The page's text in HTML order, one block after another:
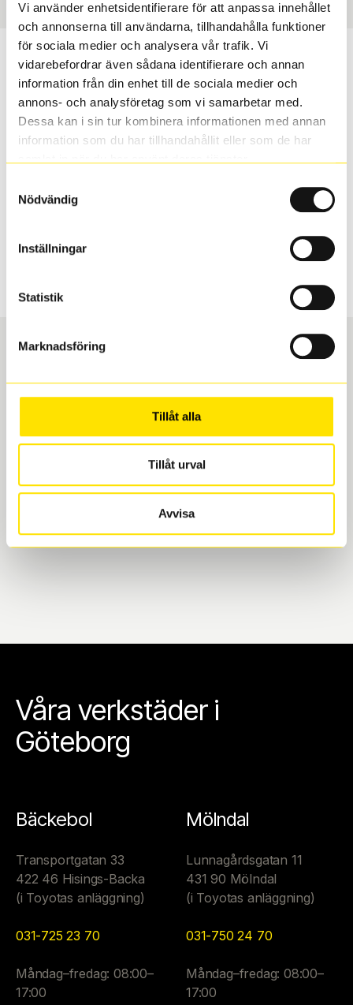
Vi använder enhetsidentifierare för att anpassa innehållet
och annonserna till användarna, tillhandahålla funktioner
för sociala medier och analysera vår trafik. Vi
vidarebefordrar även sådana identifierare och annan
information från din enhet till de sociala medier och
annons- och analysföretag som vi samarbetar med.
Dessa kan i sin tur kombinera informationen med annan
information som du har tillhandahållit eller som de har
Nödvändig
Inställningar
Statistik
Marknadsföring
Tillåt alla
Tillåt urval
Avvisa
Passar detta däck min bil?
Ange registreringsnummer för att se om det däck du
valt passar din bilmodell. Om du köper däck som skall
sättas på dina befintliga fälgar, se till att kolla en extra
inte vara samma dimension som bilen hade ut från
Boka och hämta hos Däckspecialen
När du beställer dina nya däck eller fälgar hos oss
levereras de direkt till någon av våra däckverkstäder i
Göteborg. Välj mellan Hisingen (Bäckebol) eller
Mölndal. I beställningen anger du datum och tid för
vi till att de uppfyller alla krav för en säker körning.
Våra verkstäder i
Göteborg
Bäckebol
Transportgatan 33
422 46 Hisings-Backa
(i Toyotas anläggning)
031-725 23 70
Måndag–fredag: 08:00–
17:00
Mölndal
Lunnagårdsgatan 11
431 90 Mölndal
(i Toyotas anläggning)
031-750 24 70
Måndag–fredag: 08:00–
17:00